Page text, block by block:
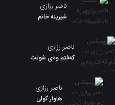
ناصر رزازی
شیرینه خانم
ناصر رزازی
کەفتم وەی شونت
ناصر رزازی
هاوار گولی